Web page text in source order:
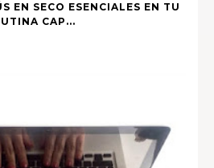
EN SECO ESENCIALES EN TU
CAP...